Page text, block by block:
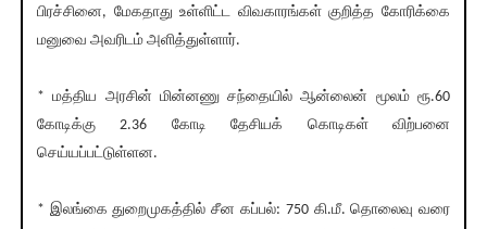
பிரச்சினை, மேகதாது உள்ளிட்ட விவகாரங்கள் குறித்த கோரிக்கை
மனுவை அவரிடம் அளித்துள்ளார்.
* மத்திய அரசின் மின்னணு சந்தையில் ஆன்லைன் மூலம் ரூ.60
கோடிக்கு 2.36 கோடி தேசியக் கொடிகள் விற்பனை
செய்யப்பட்டுள்ளன.
* இலங்கை துறைமுகத்தில் சீன கப்பல்: 750 கி.மீ. தொலைவு வரை